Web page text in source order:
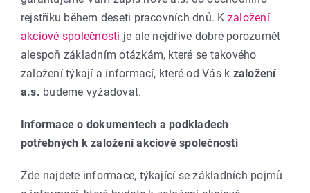
rejstříku během deseti pracovních dnů. K založení
akciové společnosti je ale nejdříve dobré porozumět
alespoň základním otázkám, které se takového
založení týkají a informací, které od Vás k založení
a.s. budeme vyžadovat.
Informace o dokumentech a podkladech
potřebných k založení akciové společnosti
Zde najdete informace, týkající se základních pojmů